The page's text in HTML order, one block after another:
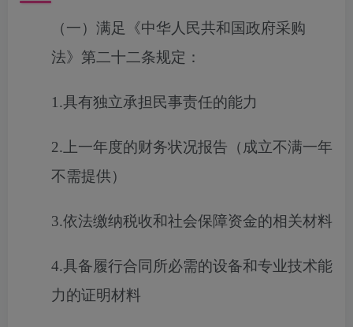
（一）满足《中华人民共和国政府采购
法》第二十二条规定：
1.具有独立承担民事责任的能力
2.上一年度的财务状况报告（成立不满一年
不需提供）
3.依法缴纳税收和社会保障资金的相关材料
4.具备履行合同所必需的设备和专业技术能
力的证明材料